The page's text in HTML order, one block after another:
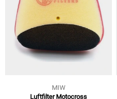
MIW
Luftfilter Motocross